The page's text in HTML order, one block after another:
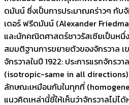
ดมันน์ ซึ่งเป็นการประมาณคร่าวๆ กั
เดอร์ ฟรีดมันน์ (Alexander
และนักคณิตศาสตร์ชาวรัสเซียเป็นห
สมมติฐานการขยายตัวของจักรวาล
จักรวาลในปี 1922: ประการแรกจักรว
(isotropic-same in all directions)
ลักษณะเหมือนกันในทุกที่
แนวคิดเหล่านี้ชี้ให้เห็นว่าจักรวาลไม่ไ